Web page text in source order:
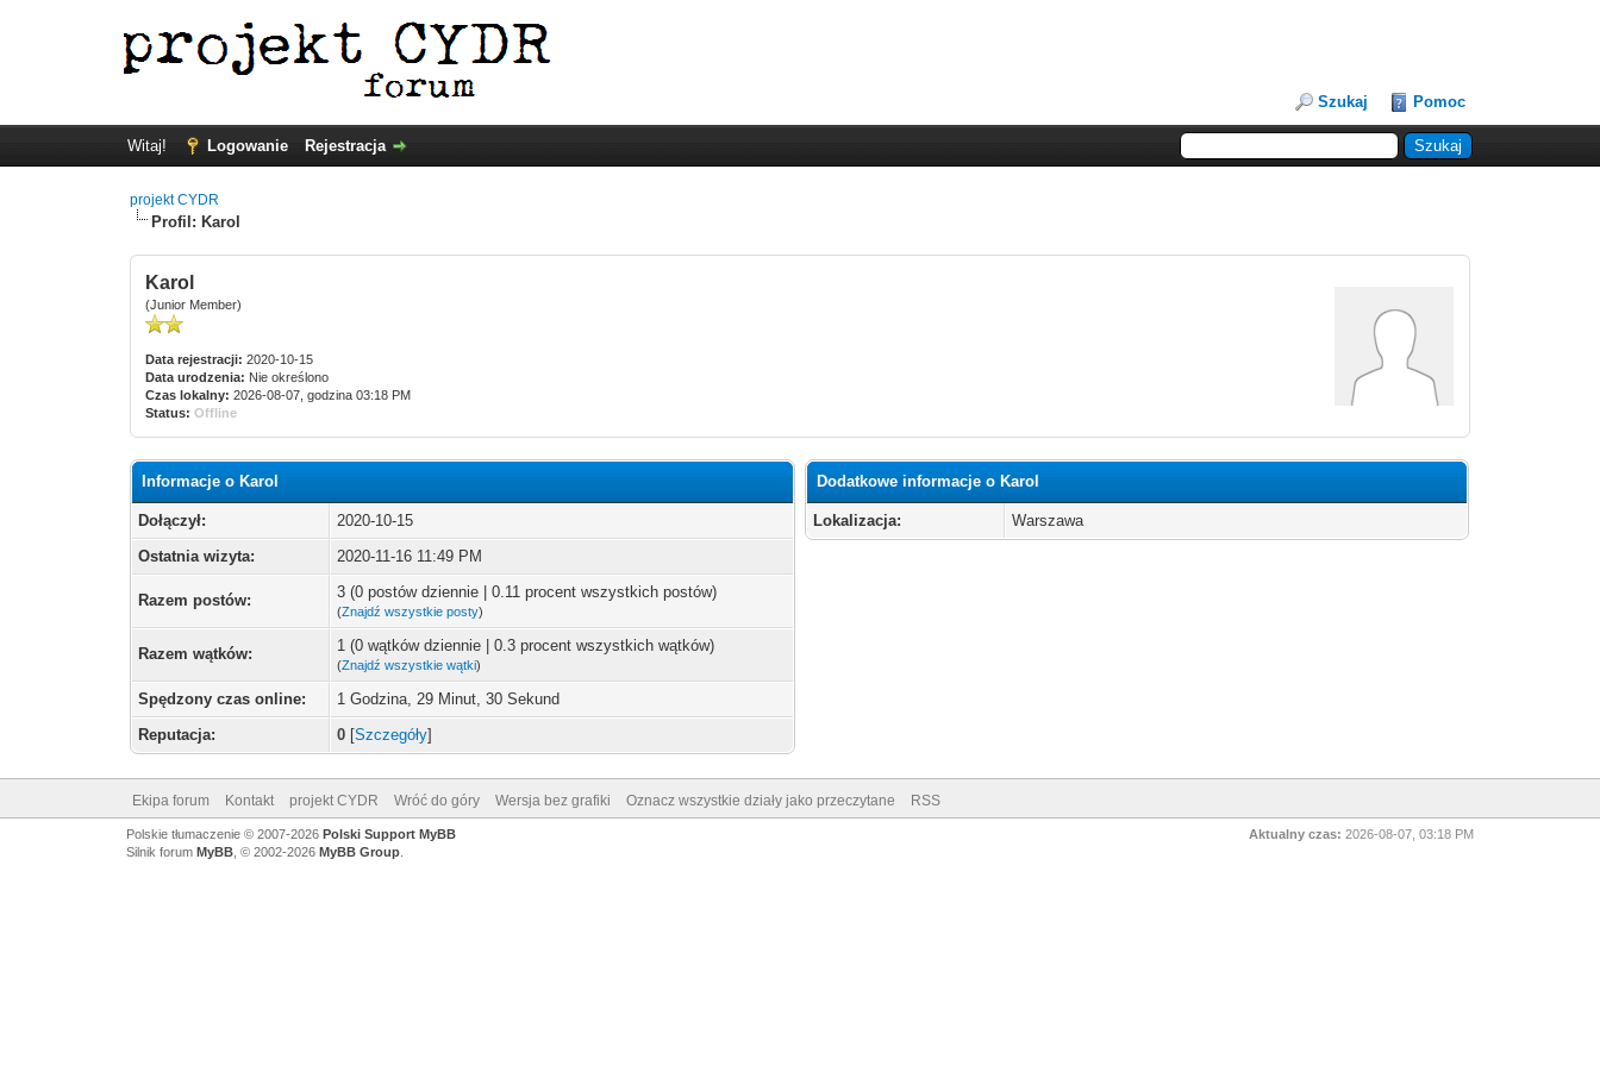
Szukaj Pomoc
Witaj! Logowanie Rejestracja
projekt CYDR
Profil: Karol
Karol
(Junior Member)
Data rejestracji: 2020-10-15
Data urodzenia: Nie określono
Czas lokalny: 2026-08-07, godzina 03:18 PM
Status: Offline
Informacje o Karol
Dołączył:
2020-10-15
Ostatnia wizyta:
2020-11-16 11:49 PM
Razem postów: 3 (0 postów dziennie | 0.11 procent wszystkich postów)
(Znajdź wszystkie posty)
Razem wątków: 1 (0 wątków dziennie | 0.3 procent wszystkich wątków)
(Znajdź wszystkie wątki)
Spędzony czas online:
1 Godzina, 29 Minut, 30 Sekund
Reputacja:
0 [Szczegóły]
Dodatkowe informacje o Karol
Lokalizacja: Warszawa
Ekipa forum Kontakt projekt CYDR Wróć do góry Wersja bez grafiki Oznacz wszystkie działy jako przeczytane RSS
Aktualny czas: 2026-08-07, 03:18 PM
Polskie tłumaczenie © 2007-2026 Polski Support MyBB
Silnik forum MyBB, © 2002-2026 MyBB Group.